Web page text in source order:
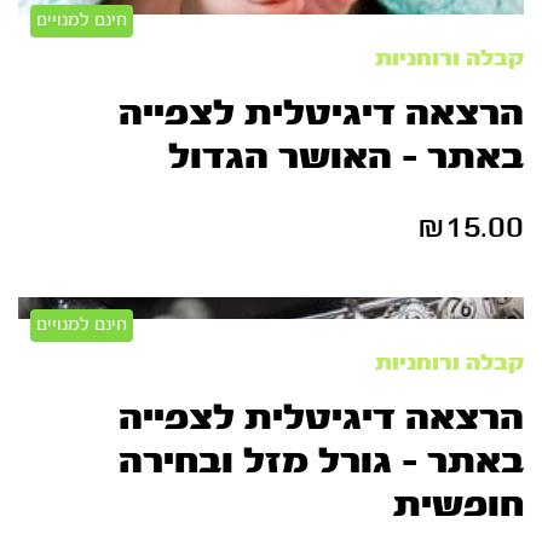
חינם למנויים
קבלה ורוחניות
הרצאה דיגיטלית לצפייה
באתר – האושר הגדול
₪15.00
חינם למנויים
קבלה ורוחניות
הרצאה דיגיטלית לצפייה
באתר – גורל מזל ובחירה
חופשית